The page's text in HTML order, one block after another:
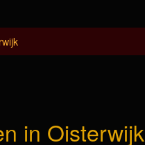
in Oisterwijk